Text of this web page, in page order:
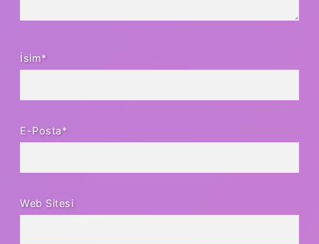
İsim*
E-Posta*
Web Sitesi